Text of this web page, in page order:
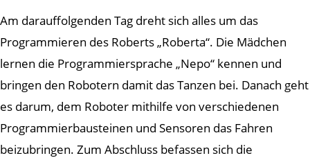
Am darauffolgenden Tag dreht sich alles um das
Programmieren des Roberts „Roberta“. Die Mädchen
lernen die Programmiersprache „Nepo“ kennen und
bringen den Robotern damit das Tanzen bei. Danach geht
es darum, dem Roboter mithilfe von verschiedenen
Programmierbausteinen und Sensoren das Fahren
beizubringen. Zum Abschluss befassen sich die